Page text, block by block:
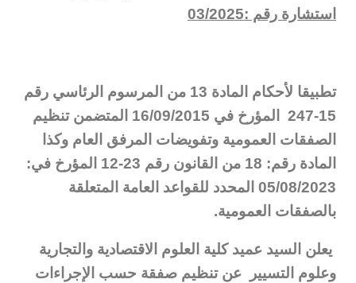
استشارة رقم :03/2025
تطبيقا لأحكام المادة 13 من المرسوم الرئاسي رقم
15-247 المؤرخ في 16/09/2015 المتضمن تنظيم
الصفقات العمومية وتفويضات المرفق العام وكذا
المادة رقم: 18 من القانون رقم 23-12 المؤرخ في:
05/08/2023 المحدد للقواعد العامة المتعلقة
بالصفقات العمومية.
يعلن السيد عميد كلية العلوم الاقتصادية والتجارية
وعلوم التسيير عن تنظيم صفقة حسب الإجراءات